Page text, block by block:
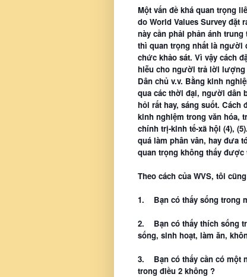
Một vấn đề khá quan trọng
do World Values Survey đặt
này cần phải phản ánh
thì quan trọng nhất là người
chức khảo sát. Vì vậy cách
hiễu cho người trả lời lượng
Dân chủ v.v. Bằng kinh
qua các thời đại, người dân
hỏi rất hay, sáng suốt. Cách
kinh nghiệm trong văn
chính trị-kinh tế-xã hội (4),
quá làm phân vân, hay đưa
quan trọng không thấy được
Theo cách của WVS, tôi
1. Bạn có thấy sống trong
2. Bạn có thấy thích sống
sống, sinh hoạt, làm ăn,
3. Bạn có thấy cần có một
trong điều 2 không ?